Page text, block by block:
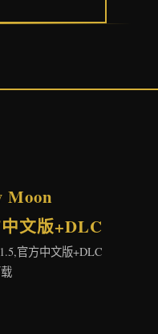
Moon
文版+DLC
官方中文版+DLC